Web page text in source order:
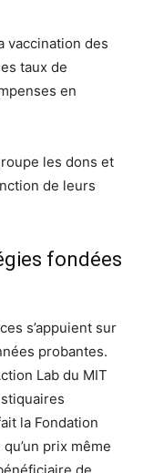
vaccination des
taux de
en
les dons et
de leurs
fondées
s’appuient sur
probantes.
Lab du MIT
la Fondation
prix même